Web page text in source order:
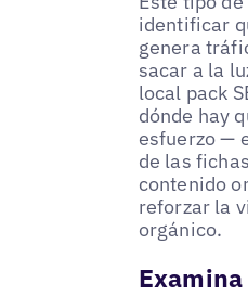
identificar
genera
sacar a la
local pack
dónde hay
esfuerzo —
de las
contenido
reforzar la
orgánico.